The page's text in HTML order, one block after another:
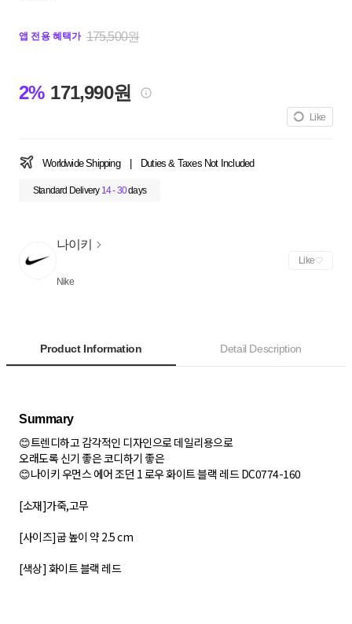
앱 전용 혜택가 175,500원
2% 171,990원
Like
Worldwide Shipping Duties & Taxes Not Included
Standard Delivery 14 - 30days
나이키
Nike
Like
Product Information Detail Description
Summary
😊트렌디하고 감각적인 디자인으로 데일리용으로
오래도록 신기 좋은 코디하기 좋은
😊나이키 우먼스 에어 조던 1 로우 화이트 블랙 레드 DC0774-160
[소재]가죽,고무
[사이즈]굽 높이 약 2.5 cm
[색상] 화이트 블랙 레드